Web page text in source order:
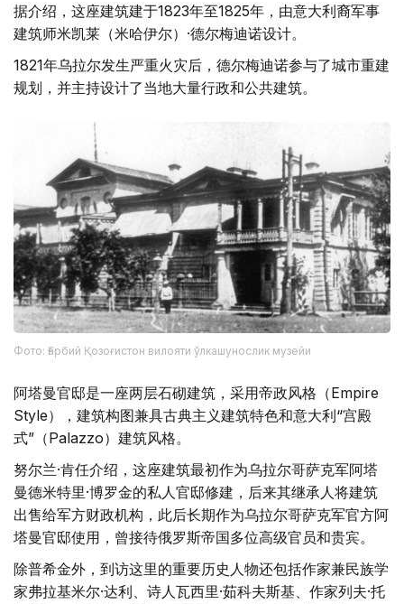
据介绍，这座建筑建于1823年至1825年，由意大利裔军事
建筑师米凯莱（米哈伊尔）·德尔梅迪诺设计。
1821年乌拉尔发生严重火灾后，德尔梅迪诺参与了城市重建
规划，并主持设计了当地大量行政和公共建筑。
Фото: Ғарбий Қозоғистон вилояти ўлкашунослик музейи
阿塔曼官邸是一座两层石砌建筑，采用帝政风格（Empire
Style），建筑构图兼具古典主义建筑特色和意大利“宫殿
式”（Palazzo）建筑风格。
努尔兰·肯任介绍，这座建筑最初作为乌拉尔哥萨克军阿塔
曼德米特里·博罗金的私人官邸修建，后来其继承人将建筑
出售给军方财政机构，此后长期作为乌拉尔哥萨克军官方阿
塔曼官邸使用，曾接待俄罗斯帝国多位高级官员和贵宾。
除普希金外，到访这里的重要历史人物还包括作家兼民族学
家弗拉基米尔·达利、诗人瓦西里·茹科夫斯基、作家列夫·托